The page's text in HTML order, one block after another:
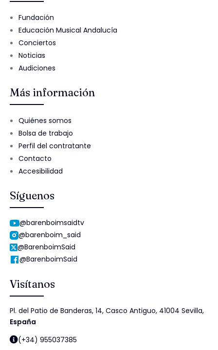
Fundación
Educación Musical Andalucía
Conciertos
Noticias
Audiciones
Más información
Quiénes somos
Bolsa de trabajo
Perfil del contratante
Contacto
Accesibilidad
Síguenos
@barenboimsaidtv
@barenboim_said
@BarenboimSaid
@BarenboimSaid
Visítanos
Pl. del Patio de Banderas, 14, Casco Antiguo, 41004 Sevilla,
España
(+34) 955037385